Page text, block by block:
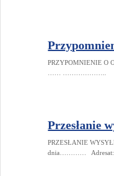
PRZYPOMNIENIE
…… ………………..
Przesłanie
PRZESŁANIE
dnia…………